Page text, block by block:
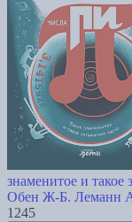
знаменитое и такое
Обен Ж-Б. Леманн
1245